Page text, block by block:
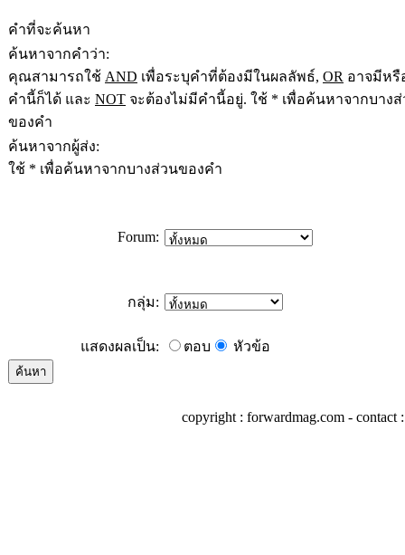
คำที่จะค้นหา
ค้นหาจากคำว่า:
คุณสามารถใช้ AND เพื่อระบุคำที่ต้องมีในผลลัพธ์, OR อาจมีหรื
คำนี้ก็ได้ และ NOT จะต้องไม่มีคำนี้อยู่. ใช้ * เพื่อค้นหาจากบาง
ของคำ
ค้นหาจากผู้ส่ง:
ใช้ * เพื่อค้นหาจากบางส่วนของคำ
Forum:
กลุ่ม:
แสดงผลเป็น: ตอบ หัวข้อ
copyright : forwardmag.com - contact